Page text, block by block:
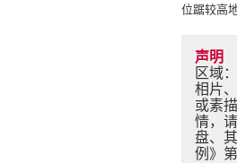
位踞较高
声明
区域
相片
或素
情，
盘、
例》